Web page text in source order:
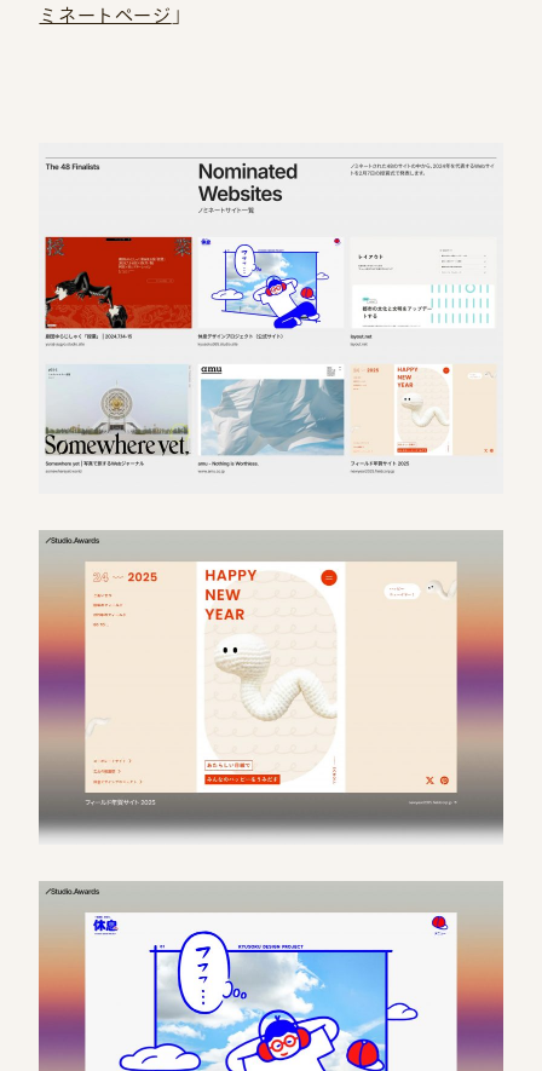
ミネートページ 」